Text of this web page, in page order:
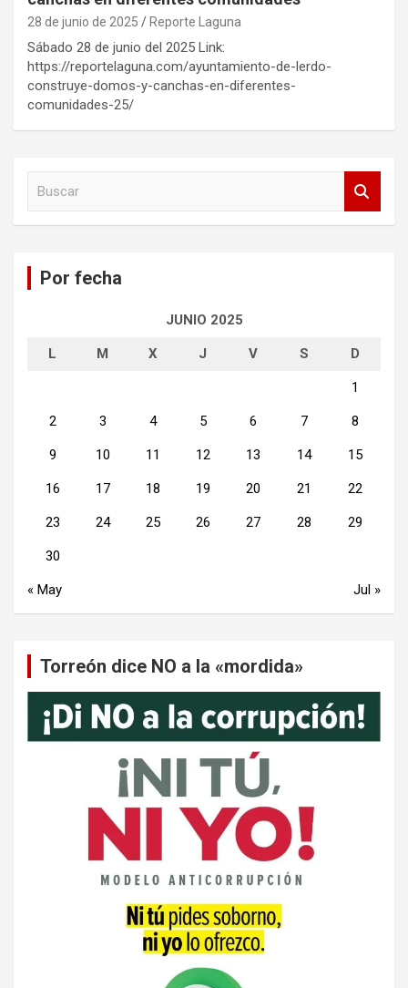
28 de junio de 2025 Reporte Laguna
Sábado 28 de junio del 2025 Link:
https://reportelaguna.com/ayuntamiento-de-lerdo-
construye-domos-y-canchas-en-diferentes-
comunidades-25/
Por fecha
JUNIO 2025
L M X J V S D
1
2 3 4 5 6 7 8
9 10 11 12 13 14 15
16 17 18 19 20 21 22
23 24 25 26 27 28 29
30
« May Jul »
Torreón dice NO a la «mordida»